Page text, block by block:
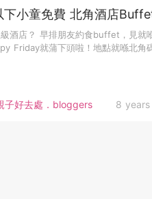
子好去處．bloggers 8
下小童免費 北角酒店Buffet
酒店？ 早排朋友約食buffet，見就
Friday就蒲下頭啦！地點就喺北角